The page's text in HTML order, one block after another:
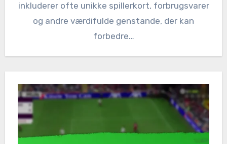
inkluderer ofte unikke spillerkort, forbrugsvarer
og andre værdifulde genstande, der kan
forbedre…